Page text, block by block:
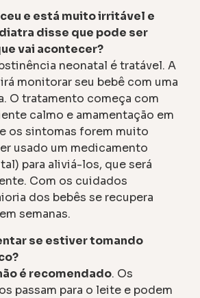
e está muito irritável e
disse que pode ser
vai acontecer?
neonatal é tratável. A
monitorar seu bebê com uma
O tratamento começa com
calmo e amamentação em
os sintomas forem muito
usado um medicamento
para aliviá-los, que será
Com os cuidados
dos bebês se recupera
semanas.
se estiver tomando
é recomendado. Os
passam para o leite e podem